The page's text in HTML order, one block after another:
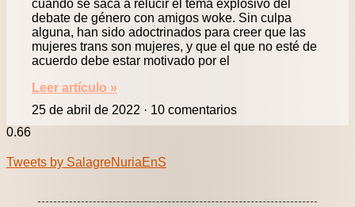
cuando se saca a relucir el tema explosivo del
debate de género con amigos woke. Sin culpa
alguna, han sido adoctrinados para creer que las
mujeres trans son mujeres, y que el que no esté de
acuerdo debe estar motivado por el
Leer artículo »
25 de abril de 2022
10 comentarios
Tweets by SalagreNuriaEnS